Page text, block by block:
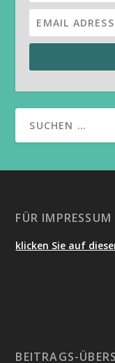
FÜR
klicken Sie auf
BEITRAGS-